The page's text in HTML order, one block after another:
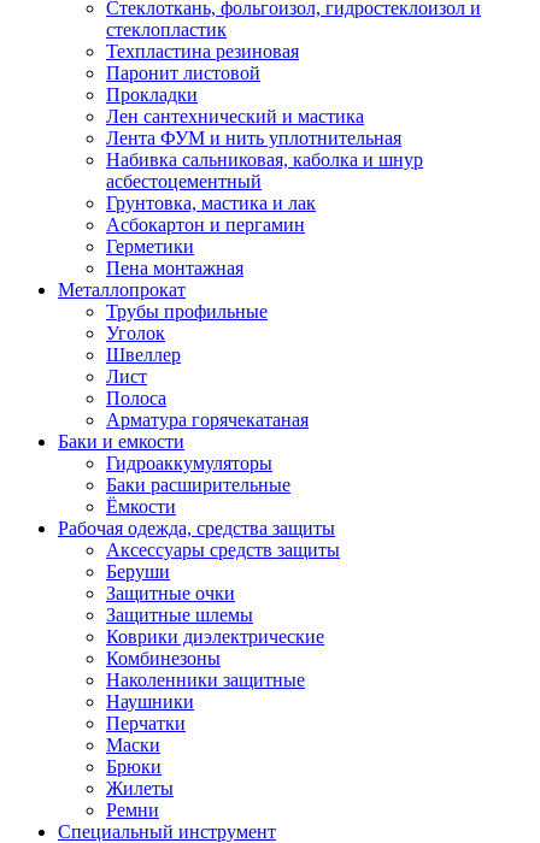
Стеклоткань, фольгоизол, гидростеклоизол и
стеклопластик
Техпластина резиновая
Паронит листовой
Прокладки
Лен сантехнический и мастика
Лента ФУМ и нить уплотнительная
Набивка сальниковая, каболка и шнур
асбестоцементный
Грунтовка, мастика и лак
Асбокартон и пергамин
Герметики
Пена монтажная
Металлопрокат
Трубы профильные
Уголок
Швеллер
Лист
Полоса
Арматура горячекатаная
Баки и емкости
Гидроаккумуляторы
Баки расширительные
Ёмкости
Рабочая одежда, средства защиты
Аксессуары средств защиты
Беруши
Защитные очки
Защитные шлемы
Коврики диэлектрические
Комбинезоны
Наколенники защитные
Наушники
Перчатки
Маски
Брюки
Жилеты
Ремни
Специальный инструмент